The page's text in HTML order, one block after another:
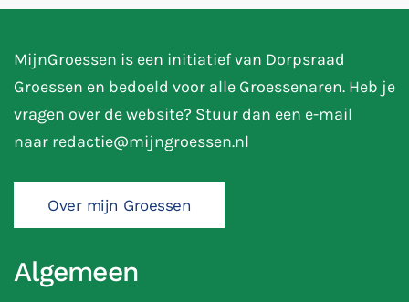
MijnGroessen is een initiatief van Dorpsraad
Groessen en bedoeld voor alle Groessenaren. Heb je
vragen over de website? Stuur dan een e-mail
naar redactie@mijngroessen.nl
Over mijn Groessen
Algemeen